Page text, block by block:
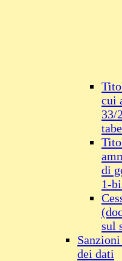
cui
33/
di
1-
sul
dei dati